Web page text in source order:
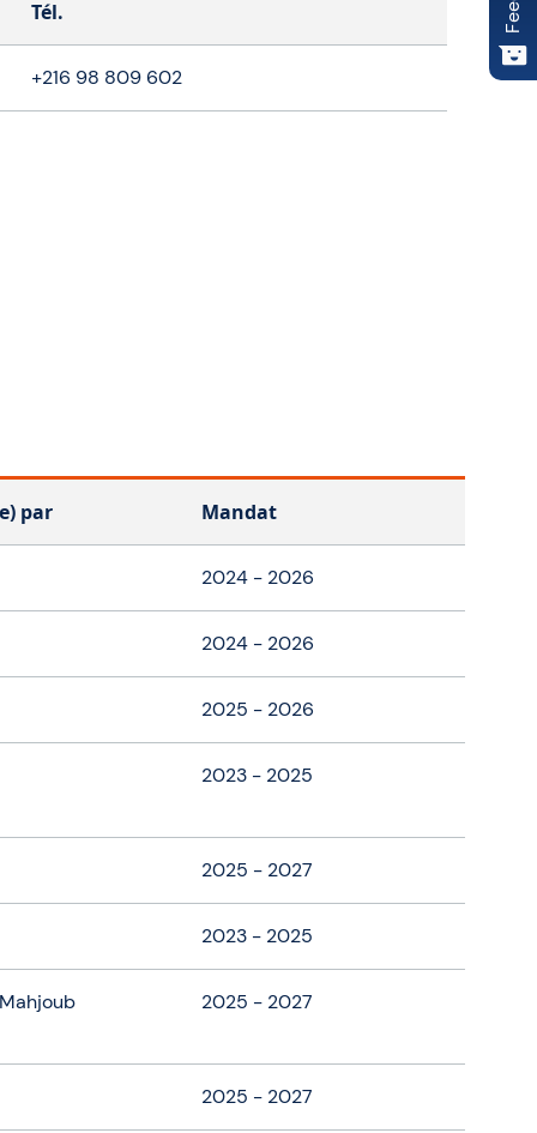
Tél.
+216 98 809 602
par Mandat
2024 - 2026
2024 - 2026
2025 - 2026
2023 - 2025
2025 - 2027
2023 - 2025
2025 - 2027
2025 - 2027